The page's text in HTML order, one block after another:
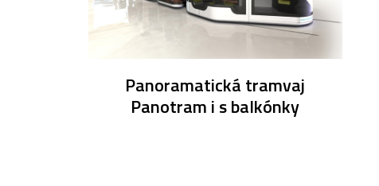
Panoramatická tramvaj
Panotram i s balkónky